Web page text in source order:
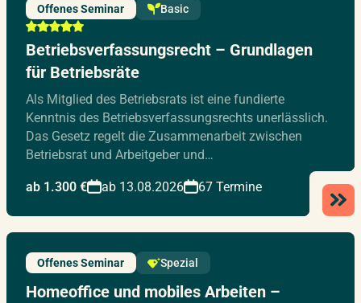
Offenes Seminar Basic
Betriebsverfassungsrecht – Grundlagen
für Betriebsräte
Als Mitglied des Betriebsrats ist eine fundierte
Kenntnis des Betriebsverfassungsrechts unerlässlich.
Das Gesetz regelt die Zusammenarbeit zwischen
Betriebsrat und Arbeitgeber und…
ab 1.300 € ab 13.08.2026 67 Termine
Offenes Seminar Spezial
Homeoffice und mobiles Arbeiten –